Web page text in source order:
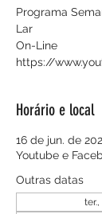
Programa
Lar
On-Line
https://
Horário e local
16 de jun. de
Youtube e
Outras datas
ter.,